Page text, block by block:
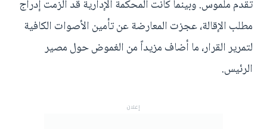
تقدم ملموس. وبينما كانت المحكمة الإدارية قد ألزمت إدراج
مطلب الإقالة، عجزت المعارضة عن تأمين الأصوات الكافية
لتمرير القرار، ما أضاف مزيداً من الغموض حول مصير
الرئيس.
إعلان